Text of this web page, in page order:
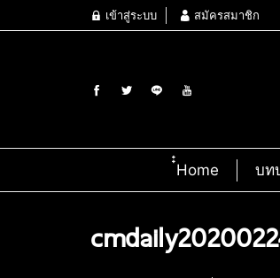
เข้าสู่ระบบ สมัครสมาชิก
๋๋Home บท